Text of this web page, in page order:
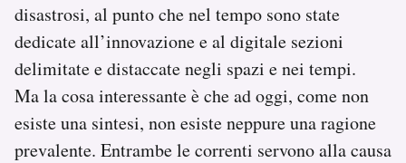
disastrosi, al punto che nel tempo sono state
dedicate all’innovazione e al digitale sezioni
delimitate e distaccate negli spazi e nei tempi.
Ma la cosa interessante è che ad oggi, come non
esiste una sintesi, non esiste neppure una ragione
prevalente. Entrambe le correnti servono alla causa